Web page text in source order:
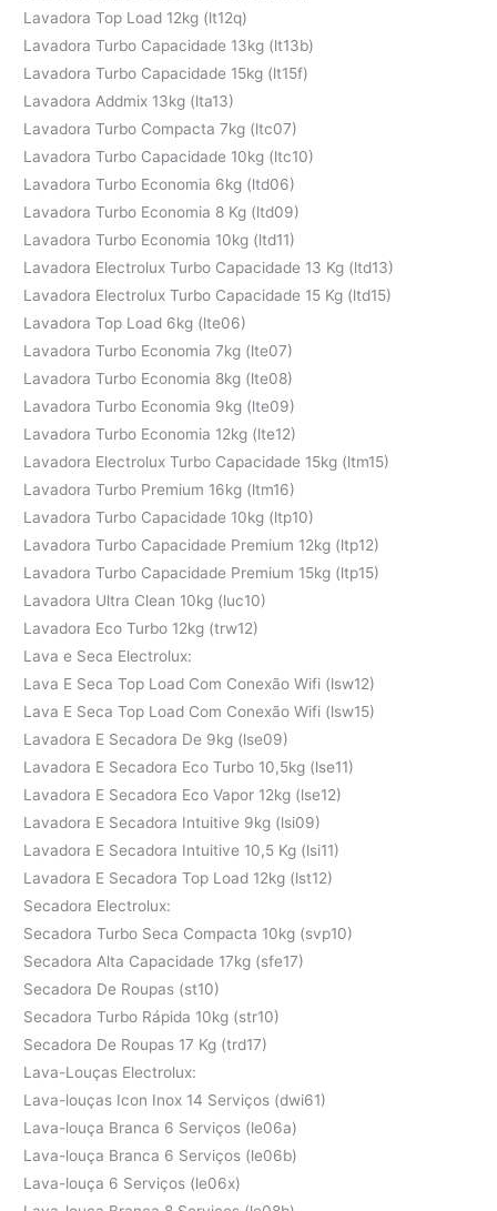
Lavadora Top Load 12kg (lt12q)
Lavadora Turbo Capacidade 13kg (lt13b)
Lavadora Turbo Capacidade 15kg (lt15f)
Lavadora Addmix 13kg (lta13)
Lavadora Turbo Compacta 7kg (ltc07)
Lavadora Turbo Capacidade 10kg (ltc10)
Lavadora Turbo Economia 6kg (ltd06)
Lavadora Turbo Economia 8 Kg (ltd09)
Lavadora Turbo Economia 10kg (ltd11)
Lavadora Electrolux Turbo Capacidade 13 Kg (ltd13)
Lavadora Electrolux Turbo Capacidade 15 Kg (ltd15)
Lavadora Top Load 6kg (lte06)
Lavadora Turbo Economia 7kg (lte07)
Lavadora Turbo Economia 8kg (lte08)
Lavadora Turbo Economia 9kg (lte09)
Lavadora Turbo Economia 12kg (lte12)
Lavadora Electrolux Turbo Capacidade 15kg (ltm15)
Lavadora Turbo Premium 16kg (ltm16)
Lavadora Turbo Capacidade 10kg (ltp10)
Lavadora Turbo Capacidade Premium 12kg (ltp12)
Lavadora Turbo Capacidade Premium 15kg (ltp15)
Lavadora Ultra Clean 10kg (luc10)
Lavadora Eco Turbo 12kg (trw12)
Lava e Seca Electrolux:
Lava E Seca Top Load Com Conexão Wifi (lsw12)
Lava E Seca Top Load Com Conexão Wifi (lsw15)
Lavadora E Secadora De 9kg (lse09)
Lavadora E Secadora Eco Turbo 10,5kg (lse11)
Lavadora E Secadora Eco Vapor 12kg (lse12)
Lavadora E Secadora Intuitive 9kg (lsi09)
Lavadora E Secadora Intuitive 10,5 Kg (lsi11)
Lavadora E Secadora Top Load 12kg (lst12)
Secadora Electrolux:
Secadora Turbo Seca Compacta 10kg (svp10)
Secadora Alta Capacidade 17kg (sfe17)
Secadora De Roupas (st10)
Secadora Turbo Rápida 10kg (str10)
Secadora De Roupas 17 Kg (trd17)
Lava-Louças Electrolux:
Lava-louças Icon Inox 14 Serviços (dwi61)
Lava-louça Branca 6 Serviços (le06a)
Lava-louça Branca 6 Serviços (le06b)
Lava-louça 6 Serviços (le06x)